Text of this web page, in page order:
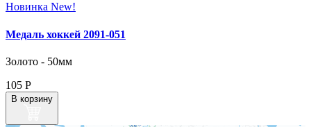
Новинка New!
Медаль хоккей 2091‑051
Золото - 50мм
105 Р
В корзину